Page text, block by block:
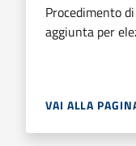
Procedimento
aggiunta per
VAI ALLA